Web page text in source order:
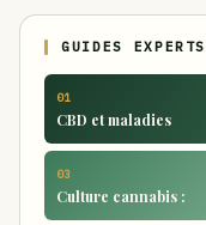
GUIDES EXPERTS
01
CBD et maladies
03
Culture cannabis :